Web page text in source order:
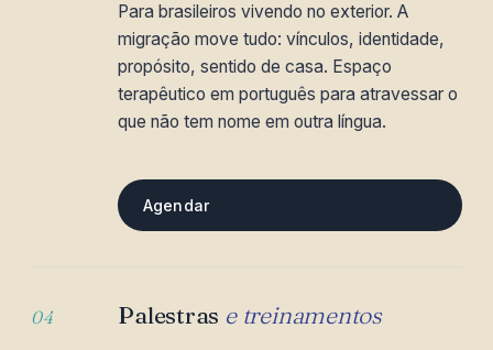
Para brasileiros vivendo no exterior. A
migração move tudo: vínculos, identidade,
propósito, sentido de casa. Espaço
terapêutico em português para atravessar o
que não tem nome em outra língua.
Agendar
04 Palestras e treinamentos